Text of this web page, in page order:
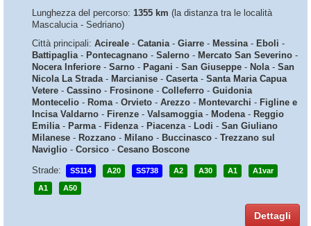
Lunghezza del percorso: 1355 km (la distanza tra le località
Mascalucia - Sedriano)
Città principali: Acireale - Catania- Giarre - Messina- Eboli -
Battipaglia- Pontecagnano - Salerno - Mercato San Severino -
Nocera Inferiore - Sarno - Pagani - San Giuseppe - Nola- San
Nicola La Strada- Marcianise - Caserta- Santa Maria Capua
Vetere - Cassino - Frosinone - Colleferro - Guidonia
Montecelio - Roma- Orvieto - Arezzo - Montevarchi - Figline e
Incisa Valdarno - Firenze - Valsamoggia- Modena- Reggio
Emilia- Parma- Fidenza- Piacenza- Lodi - San Giuliano
Milanese - Rozzano - Milano - Buccinasco - Trezzano sul
Naviglio - Corsico - Cesano Boscone
Strade:
SS114 A20 SS738 A2 A30 A1 A1var
A1 A50
Dettagli